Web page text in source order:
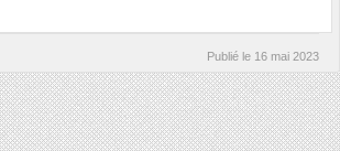
Publié le 16 mai 2023